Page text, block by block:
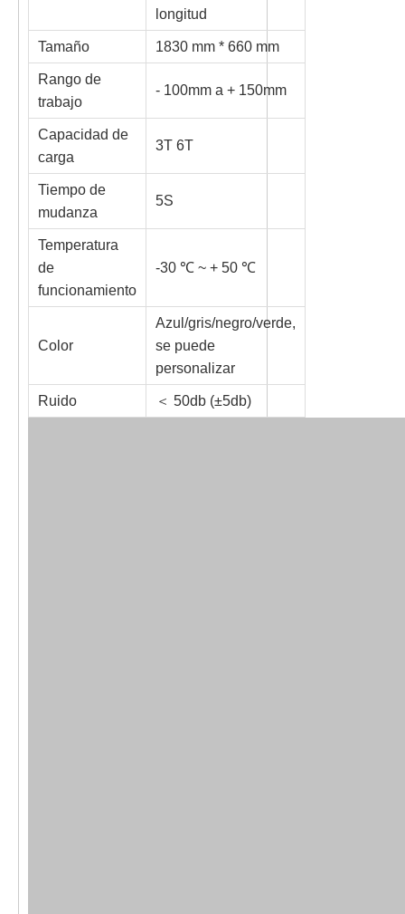
longitud
Tamaño 1830 mm * 660 mm
Rango de
trabajo
- 100mm a + 150mm
Capacidad de
carga
3T 6T
Tiempo de
mudanza
5S
Temperatura
de
funcionamiento
-30 ℃ ~ + 50 ℃
Color
Azul/gris/negro/verde,
se puede
personalizar
Ruido ＜ 50db (±5db)